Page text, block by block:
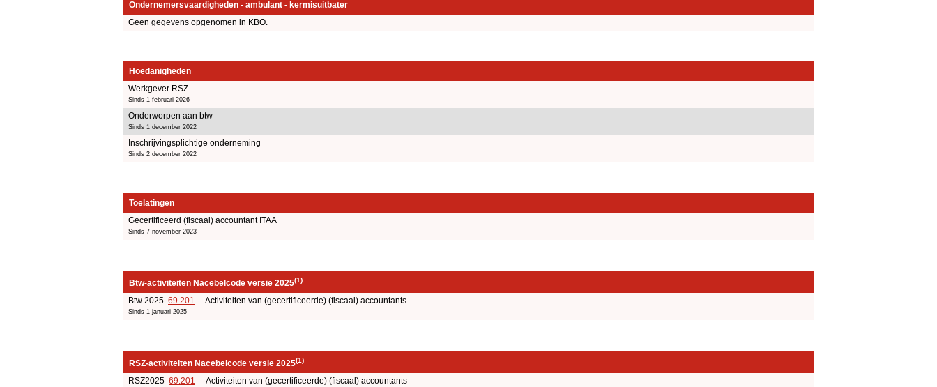
Ondernemersvaardigheden - ambulant - kermisuitbater
Geen gegevens opgenomen in KBO.
Hoedanigheden
Werkgever RSZ
Sinds 1 februari 2026
Onderworpen aan btw
Sinds 1 december 2022
Inschrijvingsplichtige onderneming
Sinds 2 december 2022
Toelatingen
Gecertificeerd (fiscaal) accountant ITAA
Sinds 7 november 2023
Btw-activiteiten Nacebelcode versie 2025(1)
Btw 2025 69.201 - Activiteiten van (gecertificeerde) (fiscaal) accountants
Sinds 1 januari 2025
RSZ-activiteiten Nacebelcode versie 2025(1)
RSZ2025 69.201 - Activiteiten van (gecertificeerde) (fiscaal) accountants